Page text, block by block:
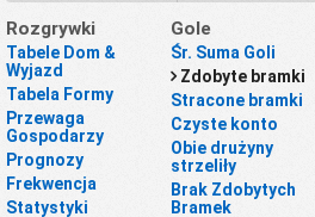
Rozgrywki
Tabele Dom &
Wyjazd
Tabela Formy
Przewaga
Gospodarzy
Prognozy
Frekwencja
Statystyki
Gole
Śr. Suma Goli
Zdobyte bramki
Stracone bramki
Czyste konto
Obie drużyny
strzeliły
Brak Zdobytych
Bramek